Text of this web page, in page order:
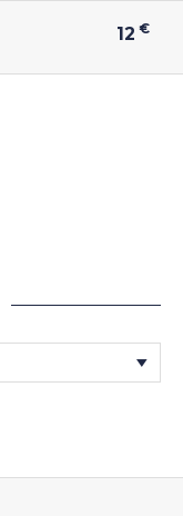
12 €